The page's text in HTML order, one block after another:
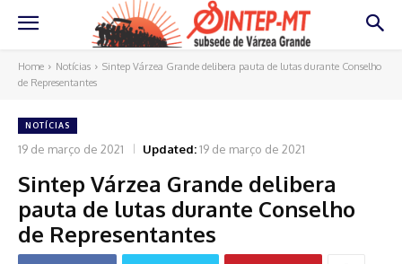
Home Notícias
Sintep Várzea Grande delibera pauta de lutas durante Conselho
de Representantes
NOTÍCIAS
19 de março de 2021 Updated:19 de março de 2021
Sintep Várzea Grande delibera
pauta de lutas durante Conselho
de Representantes